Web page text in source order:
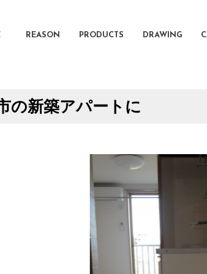
REASON PRODUCTS DRAWING
の新築アパートに